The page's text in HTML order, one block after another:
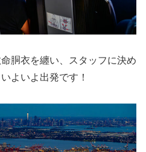
胴衣を纏い、スタッフに決め
よいよ出発です！